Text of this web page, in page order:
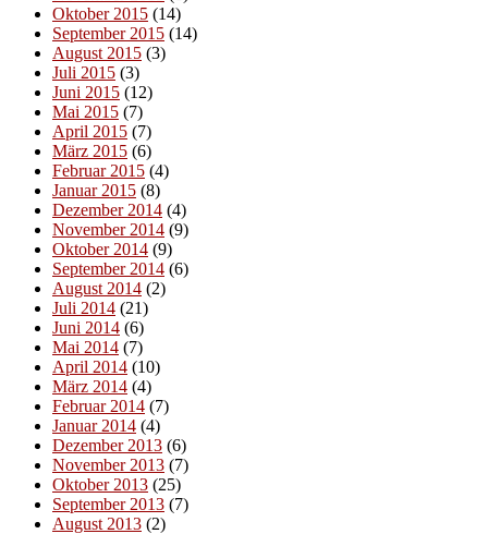
Oktober 2015 (14)
September 2015 (14)
August 2015 (3)
Juli 2015 (3)
Juni 2015 (12)
Mai 2015 (7)
April 2015 (7)
März 2015 (6)
Februar 2015 (4)
Januar 2015 (8)
Dezember 2014 (4)
November 2014 (9)
Oktober 2014 (9)
September 2014 (6)
August 2014 (2)
Juli 2014 (21)
Juni 2014 (6)
Mai 2014 (7)
April 2014 (10)
März 2014 (4)
Februar 2014 (7)
Januar 2014 (4)
Dezember 2013 (6)
November 2013 (7)
Oktober 2013 (25)
September 2013 (7)
August 2013 (2)